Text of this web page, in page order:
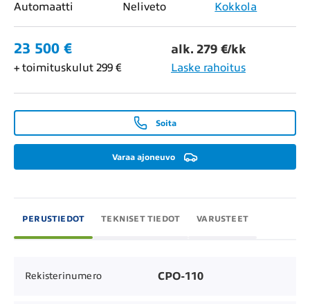
Automaatti
Neliveto Kokkola
23 500 € alk. 279 €/kk
+ toimituskulut 299 € Laske rahoitus
Soita
Varaa ajoneuvo
PERUSTIEDOT TEKNISET TIEDOT VARUSTEET
Rekisterinumero CPO-110